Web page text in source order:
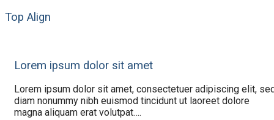
Top Align
Lorem ipsum dolor sit amet
Lorem ipsum dolor sit amet, consectetuer adipiscing elit,
diam nonummy nibh euismod tincidunt ut laoreet dolore
magna aliquam erat volutpat….